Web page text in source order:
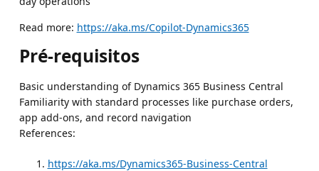
Read more: https://aka.ms/Copilot-Dynamics365
Pré-requisitos
Basic understanding of Dynamics 365 Business Central
Familiarity with standard processes like purchase orders,
app add-ons, and record navigation
References:
https://aka.ms/Dynamics365-Business-Central